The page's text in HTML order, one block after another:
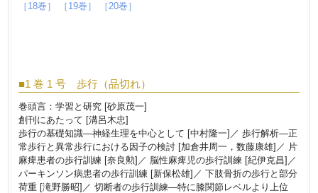
［18巻］
［19巻］ ［20巻］
■1 巻 1 号 歩行（品切れ）
巻頭言：学習と研究 [砂原茂一]
創刊にあたって [溝呂木忠]
歩行の基礎知識―神経生理を中心として [中村隆一]／ 歩行解析―正
常歩行と異常歩行における因子の検討 [加倉井周一，数藤康雄]／ 片
麻痺患者の歩行訓練 [奈良勲]／ 脳性麻痺児の歩行訓練 [紀伊克昌]／
パーキンソン病患者の歩行訓練 [新保松雄]／ 下肢骨折の歩行と部分
荷重 [滝野勝昭]／ 切断者の歩行訓練―特に膝関節レベルより上位